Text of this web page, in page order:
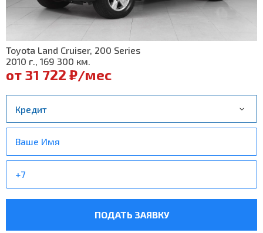
Toyota Land Cruiser, 200 Series
2010 г., 169 300 км.
от 31 722 ₽/мес
ПОДАТЬ ЗАЯВКУ